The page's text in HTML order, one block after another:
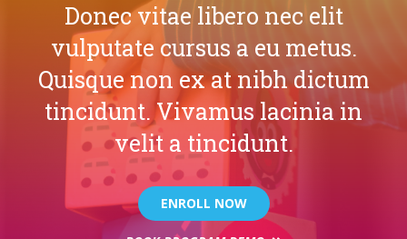
Donec vitae libero nec elit
vulputate cursus a eu metus.
Quisque non ex at nibh dictum
tincidunt. Vivamus lacinia in
velit a tincidunt.
ENROLL NOW